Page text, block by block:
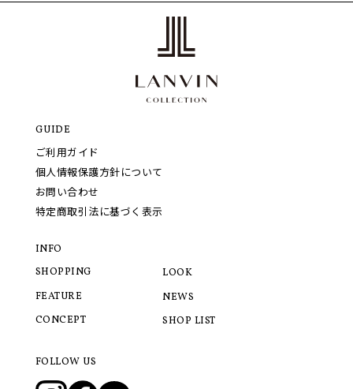
GUIDE
ご利用ガイド
個人情報保護方針について
お問い合わせ
特定商取引法に基づく表示
INFO
SHOPPING
FEATURE
CONCEPT
LOOK
NEWS
SHOP LIST
FOLLOW US